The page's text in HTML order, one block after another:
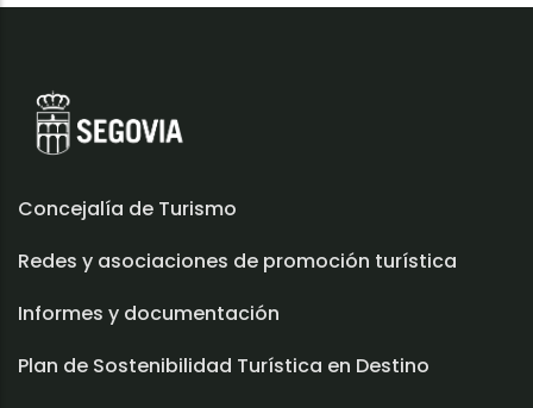
Concejalía de Turismo
Redes y asociaciones de promoción turística
Informes y documentación
Plan de Sostenibilidad Turística en Destino